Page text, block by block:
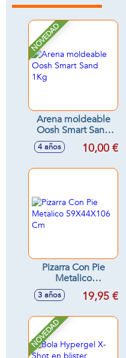
NOVEDAD
Arena moldeable
Oosh Smart Sand
1Kg
4 años 10,00 €
Pizarra Con Pie
Metalico
59X44X106 Cm
3 años 19,95 €
NOVEDAD